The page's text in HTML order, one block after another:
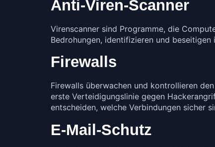
Anti-Viren-Scanner
Virenscanner sind Programme, die
Bedrohungen, identifizieren und
Firewalls
Firewalls überwachen und kontrollieren
erste Verteidigungslinie gegen
entscheiden, welche Verbindungen sicher
E-Mail-Schutz